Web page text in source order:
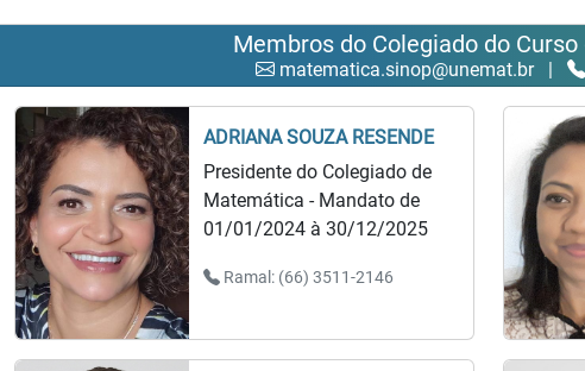
Membros do Colegiado do
matematica.sinop@unemat.br |
ADRIANA SOUZA RESENDE
Presidente do Colegiado de
Matemática - Mandato de
01/01/2024 à 30/12/2025
Ramal: (66) 3511-2146